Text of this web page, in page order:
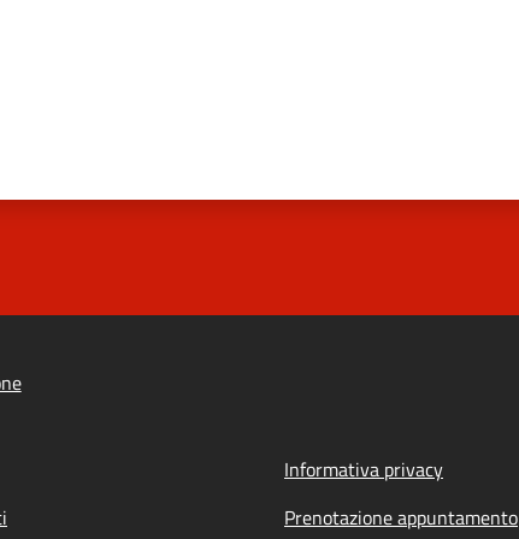
Informativa privacy
Prenotazione appuntamento